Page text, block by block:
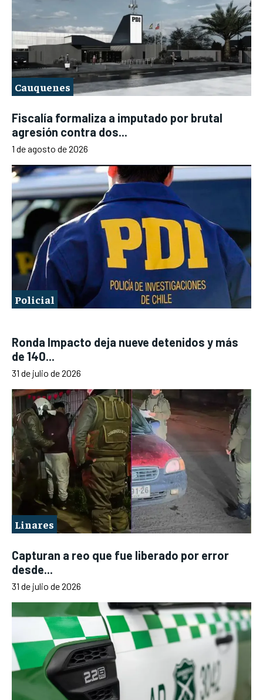
Cauquenes
Fiscalía formaliza a imputado por brutal
agresión contra dos...
1 de agosto de 2026
Policial
Ronda Impacto deja nueve detenidos y más
de 140...
31 de julio de 2026
Linares
Capturan a reo que fue liberado por error
desde...
31 de julio de 2026